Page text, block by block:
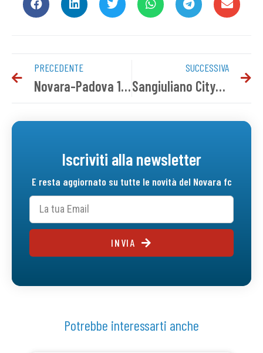
PRECEDENTE
Novara-Padova 1-3 | Il tabellino del match
SUCCESSIVA
Sangiuliano City-Novara: info biglietti settore ospiti
Iscriviti alla newsletter
E resta aggiornato su tutte le novità del Novara fc
INVIA
Potrebbe interessarti anche